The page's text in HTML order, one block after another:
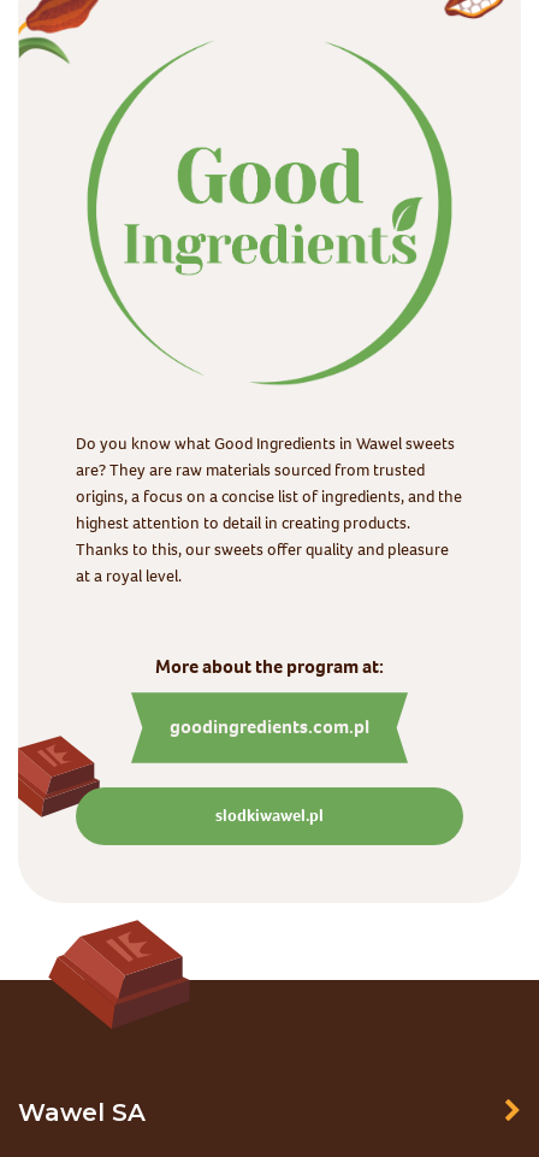
Do you know what Good Ingredients in Wawel sweets
are? They are raw materials sourced from trusted
origins, a focus on a concise list of ingredients, and the
highest attention to detail in creating products.
Thanks to this, our sweets offer quality and pleasure
at a royal level.
More about the program at:
goodingredients.com.pl
slodkiwawel.pl
Wawel SA